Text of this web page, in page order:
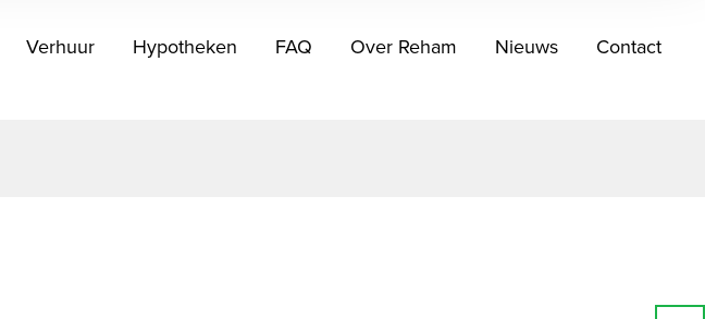
Verhuur Hypotheken FAQ Over Reham Nieuws Contact